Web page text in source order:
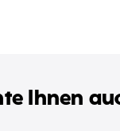
Ihnen